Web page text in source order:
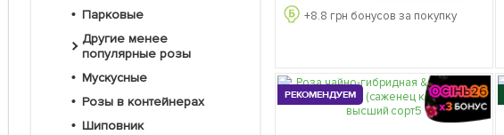
Парковые
Другие менее
популярные розы
Мускусные
Розы в контейнерах
Шиповник
+8.8 грн бонусов за покупку
РЕКОМЕНДУЕМ